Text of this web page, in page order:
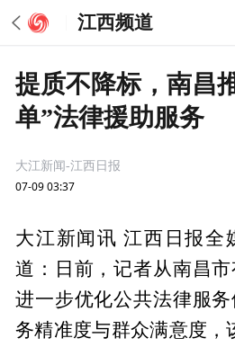
江西频道
提质不降标，南昌
单”法律援助服务
大江新闻-江西日报
07-09 03:37
大江新闻讯 江西日报全
道：日前，记者从南昌
进一步优化公共法律服
务精准度与群众满意度，